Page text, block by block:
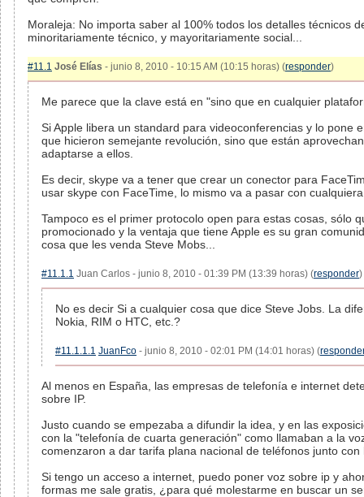
Moraleja: No importa saber al 100% todos los detalles técnicos
minoritariamente técnico, y mayoritariamente social...
#11.1 José Elías - junio 8, 2010 - 10:15 AM (10:15 horas) (responder)
Me parece que la clave está en "sino que en cualquier
Si Apple libera un standard para videoconferencias y lo pone
que hicieron semejante revolución, sino que están
adaptarse a ellos.
Es decir, skype va a tener que crear un conector para
usar skype con FaceTime, lo mismo va a pasar con
Tampoco es el primer protocolo open para estas cosas, sólo
promocionado y la ventaja que tiene Apple es su gran
cosa que les venda Steve Mobs...
#11.1.1 Juan Carlos - junio 8, 2010 - 01:39 PM (13:39 horas) (responder)
No es decir Si a cualquier cosa que dice Steve Jobs. La
Nokia, RIM o HTC, etc.?
#11.1.1.1 JuanFco - junio 8, 2010 - 02:01 PM (14:01 horas) (
Al menos en España, las empresas de telefonía e internet
sobre IP.
Justo cuando se empezaba a difundir la idea, y en las
con la "telefonía de cuarta generación" como llamaban a la
comenzaron a dar tarifa plana nacional de teléfonos junto
Si tengo un acceso a internet, puedo poner voz sobre ip y
formas me sale gratis, ¿para qué molestarme en buscar un